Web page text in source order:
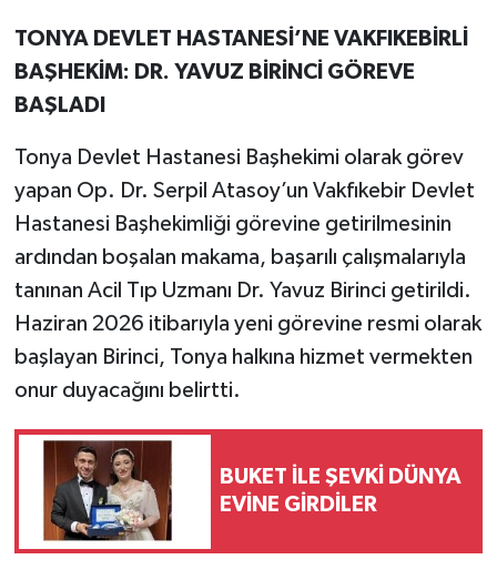
TONYA DEVLET HASTANESİ’NE VAKFIKEBİRLİ
BAŞHEKİM: DR. YAVUZ BİRİNCİ GÖREVE
BAŞLADI
Tonya Devlet Hastanesi Başhekimi olarak görev
yapan Op. Dr. Serpil Atasoy’un Vakfıkebir Devlet
Hastanesi Başhekimliği görevine getirilmesinin
ardından boşalan makama, başarılı çalışmalarıyla
tanınan Acil Tıp Uzmanı Dr. Yavuz Birinci getirildi.
Haziran 2026 itibarıyla yeni görevine resmi olarak
başlayan Birinci, Tonya halkına hizmet vermekten
onur duyacağını belirtti.
BUKET İLE ŞEVKİ DÜNYA
EVİNE GİRDİLER